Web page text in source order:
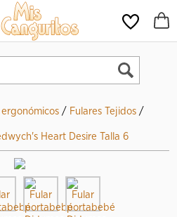
/ Fulares Tejidos /
Heart Desire Talla 6